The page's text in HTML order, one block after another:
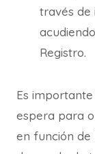
través de
Registro.
Es
espera para
en función de